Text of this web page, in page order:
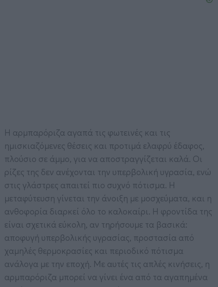
Η αρμπαρόριζα αγαπά τις φωτεινές και τις
ημισκιαζόμενες θέσεις και προτιμά ελαφρύ έδαφος,
πλούσιο σε άμμο, για να αποστραγγίζεται καλά. Οι
ρίζες της δεν ανέχονται την υπερβολική υγρασία, ενώ
στις γλάστρες απαιτεί πιο συχνό πότισμα. Η
μεταφύτευση γίνεται την άνοιξη με μοσχεύματα, και η
ανθοφορία διαρκεί όλο το καλοκαίρι. Η φροντίδα της
είναι σχετικά εύκολη, αν τηρήσουμε τα βασικά:
αποφυγή υπερβολικής υγρασίας, προστασία από
χαμηλές θερμοκρασίες και περιοδικό πότισμα
ανάλογα με την εποχή. Με αυτές τις απλές κινήσεις, η
αρμπαρόριζα μπορεί να γίνει ένα από τα αγαπημένα